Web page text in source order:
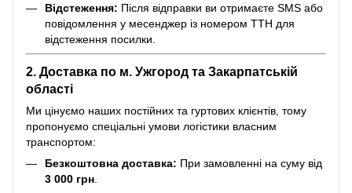
Відстеження: Після відправки ви отримаєте SMS або
повідомлення у месенджер із номером ТТН для
відстеження посилки.
2. Доставка по м. Ужгород та Закарпатській
області
Ми цінуємо наших постійних та гуртових клієнтів, тому
пропонуємо спеціальні умови логістики власним
транспортом:
Безкоштовна доставка: При замовленні на суму від
3 000 грн